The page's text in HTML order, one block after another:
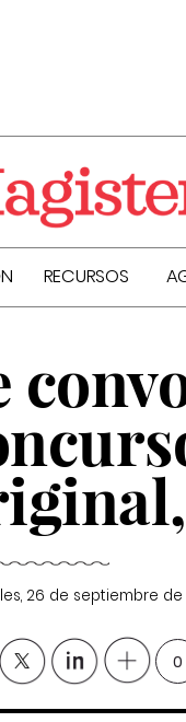
RECURSOS
26 de septiembre de
0